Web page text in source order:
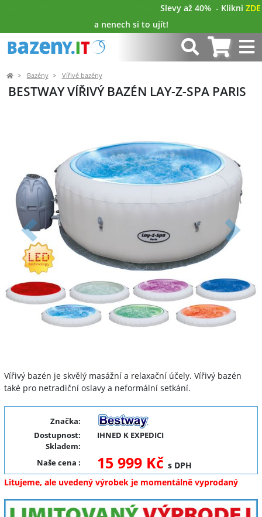
Slevy až 40% - Klikni ZDE
a nenech si to ujít!
Bazény Vířivé bazény
BESTWAY VÍŘIVÝ BAZÉN LAY-Z-SPA PARIS
Předchozí Další
Vířivý bazén je skvělý masážní a relaxační účely. Vířivý bazén
také pro netradiční oslavy a neformální setkání.
Značka:
Dostupnost:
IHNED K EXPEDICI
Skladem:
Naše cena : 15 999 Kč s DPH
Litujeme, ale uvedený výrobek je momentálně vyprodaný